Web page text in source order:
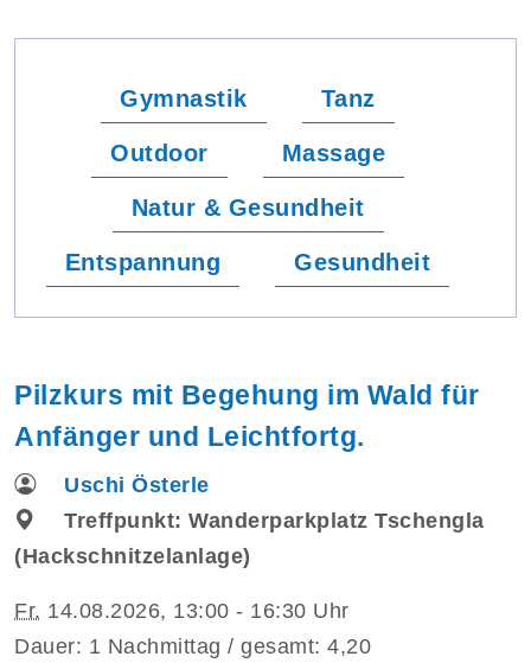
Gymnastik Tanz
Outdoor Massage
Natur & Gesundheit
Entspannung Gesundheit
Pilzkurs mit Begehung im Wald für
Anfänger und Leichtfortg.
Uschi Österle
Treffpunkt: Wanderparkplatz Tschengla
(Hackschnitzelanlage)
Fr. 14.08.2026, 13:00 - 16:30 Uhr
Dauer: 1 Nachmittag / gesamt: 4,20